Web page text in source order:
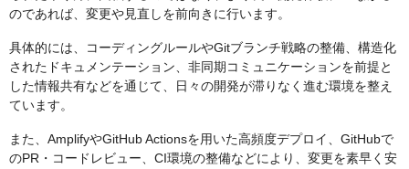
のであれば、変更や見直しを前向きに行います。
具体的には、コーディングルールやGitブランチ戦略の整備、構造化
されたドキュメンテーション、非同期コミュニケーションを前提と
した情報共有などを通じて、日々の開発が滞りなく進む環境を整え
ています。
また、AmplifyやGitHub Actionsを用いた高頻度デプロイ、GitHubで
のPR・コードレビュー、CI環境の整備などにより、変更を素早く安